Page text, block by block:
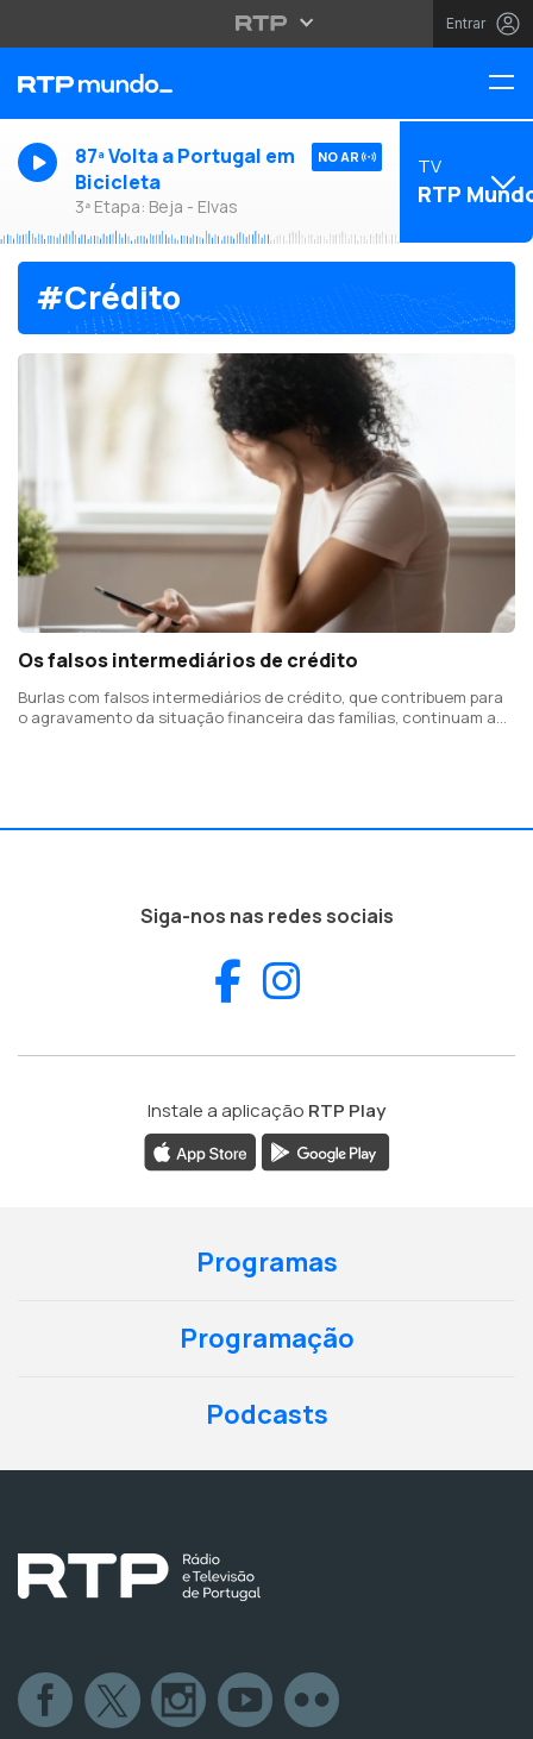
Entrar
87ª Volta a Portugal em
Bicicleta
3ª Etapa: Beja - Elvas
NO AR TV
RTP
#Crédito
Os falsos intermediários de crédito
Burlas com falsos intermediários de crédito, que contribuem para
o agravamento da situação financeira das famílias, continuam a
Siga-nos nas redes sociais
Facebook
Instale a aplicação RTP Play
Programas
Programação
Podcasts